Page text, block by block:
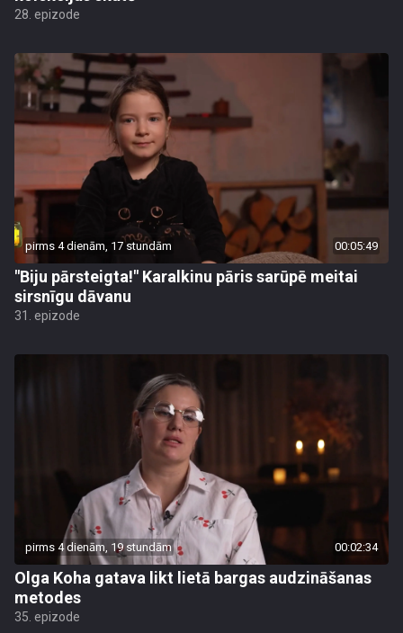
28. epizode
pirms 4 dienām, 17 stundām 00:05:49
"Biju pārsteigta!" Karalkinu pāris sarūpē meitai
sirsnīgu dāvanu
31. epizode
pirms 4 dienām, 19 stundām 00:02:34
Olga Koha gatava likt lietā bargas audzināšanas
metodes
35. epizode